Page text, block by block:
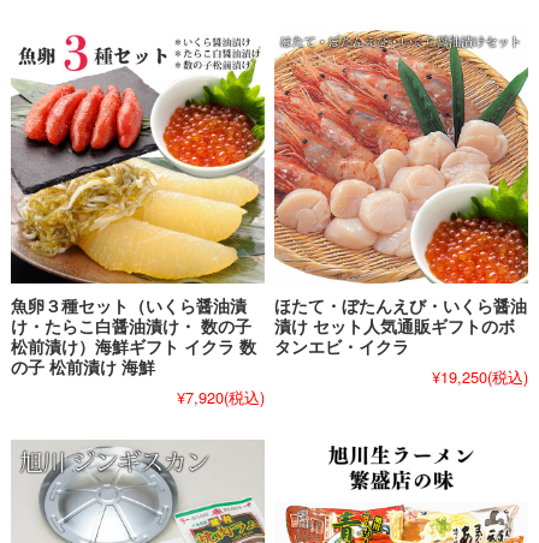
魚卵３種セット（いくら醤油漬
け・たらこ白醤油漬け・ 数の子
松前漬け）海鮮ギフト イクラ 数
の子 松前漬け 海鮮
¥7,920(税込)
ほたて・ぼたんえび・いくら醤油
漬け セット人気通販ギフトのボ
タンエビ・イクラ
¥19,250(税込)